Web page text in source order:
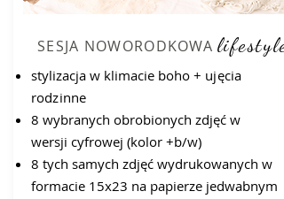
SESJA NOWORODKOWAlifestyle
stylizacja w klimacie boho + ujęcia
rodzinne
8 wybranych obrobionych zdjęć w
wersji cyfrowej (kolor +b/w)
8 tych samych zdjęć wydrukowanych w
formacie 15x23 na papierze jedwabnym